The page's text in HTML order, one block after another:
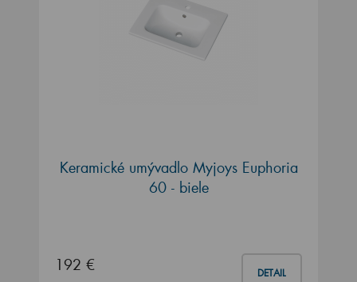
Keramické umývadlo Myjoys Euphoria
60 - biele
192 € DETAIL